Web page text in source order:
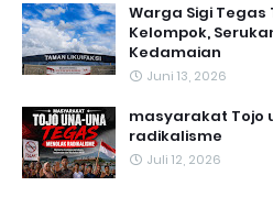
Warga Sigi Tegas
Kelompok,
Kedamaian
Juni 13, 2026
masyarakat Tojo
radikalisme
Juli 12, 2026